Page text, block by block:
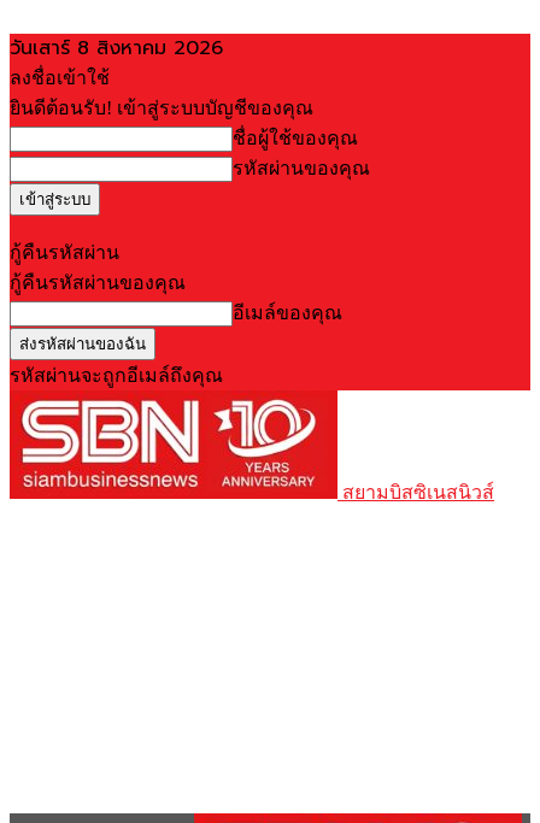
วันเสาร์ 8 สิงหาคม 2026
ลงชื่อเข้าใช้
ยินดีต้อนรับ! เข้าสู่ระบบบัญชีของคุณ
ชื่อผู้ใช้ของคุณ
รหัสผ่านของคุณ
กู้คืนรหัสผ่าน
กู้คืนรหัสผ่านของคุณ
อีเมล์ของคุณ
รหัสผ่านจะถูกอีเมล์ถึงคุณ
สยามบิสซิเนสนิวส์